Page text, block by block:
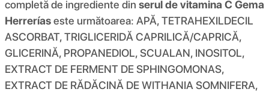
completă de ingrediente din serul de vitamina C Gema
Herreríaseste următoarea: APĂ, TETRAHEXILDECIL
ASCORBAT, TRIGLICERIDĂ CAPRILICĂ/CAPRICĂ,
GLICERINĂ, PROPANEDIOL, SCUALAN, INOSITOL,
EXTRACT DE FERMENT DE SPHINGOMONAS,
EXTRACT DE RĂDĂCINĂ DE WITHANIA SOMNIFERA,